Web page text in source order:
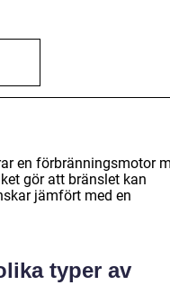
en förbränningsmotor
gör att bränslet kan
jämfört med en
typer av